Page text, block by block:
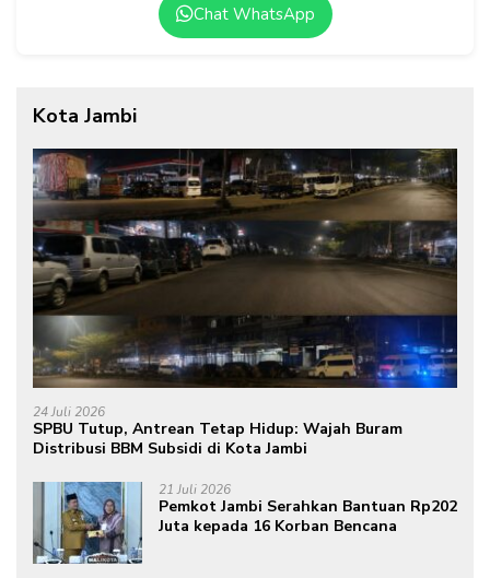
Chat WhatsApp
Kota Jambi
24 Juli 2026
SPBU Tutup, Antrean Tetap Hidup: Wajah Buram
Distribusi BBM Subsidi di Kota Jambi
21 Juli 2026
Pemkot Jambi Serahkan Bantuan Rp202
Juta kepada 16 Korban Bencana